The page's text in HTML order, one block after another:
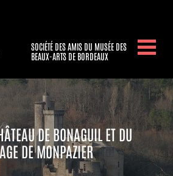
SOCIÉTÉ DES AMIS DU MUSÉE DES
BEAUX-ARTS DE BORDEAUX
DE BONAGUIL ET DU
DE MONPAZIER